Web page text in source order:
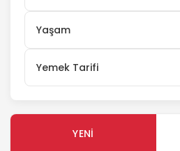
Yaşam
Yemek Tarifi
YENI